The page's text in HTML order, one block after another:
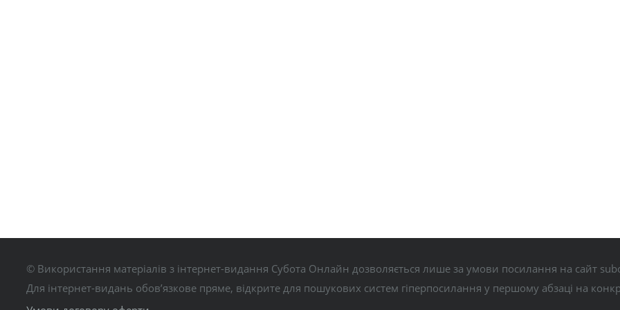
© Використання матеріалів з інтернет-видання Субота Онлайн дозволяється лише за умови посилання на сайт
Для інтернет-видань обов’язкове пряме, відкрите для пошукових систем гіперпосилання у першому абзаці на